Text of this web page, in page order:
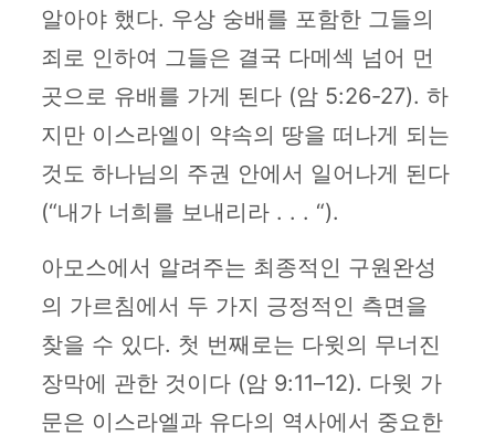
알아야 했다. 우상 숭배를 포함한 그들의
죄로 인하여 그들은 결국 다메섹 넘어 먼
곳으로 유배를 가게 된다 (암 5:26-27). 하
지만 이스라엘이 약속의 땅을 떠나게 되는
것도 하나님의 주권 안에서 일어나게 된다
(“내가 너희를 보내리라 . . . “).
아모스에서 알려주는 최종적인 구원완성
의 가르침에서 두 가지 긍정적인 측면을
찾을 수 있다. 첫 번째로는 다윗의 무너진
장막에 관한 것이다 (암 9:11–12). 다윗 가
문은 이스라엘과 유다의 역사에서 중요한